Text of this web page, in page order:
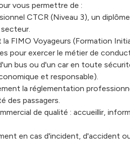
vous permettre de :
CTCR (Niveau 3), un
FIMO Voyageurs (Formation
pour exercer le métier de
bus ou d'un car en toute
et responsable).
la réglementation
des passagers.
de qualité : accueillir,
en cas d'incident, d'accident